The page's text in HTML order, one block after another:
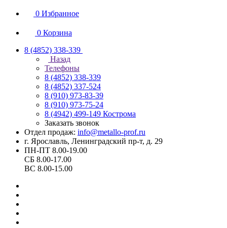
0 Избранное
0 Корзина
8 (4852) 338-339
Назад
Телефоны
8 (4852) 338-339
8 (4852) 337-524
8 (910) 973-83-39
8 (910) 973-75-24
8 (4942) 499-149 Кострома
Заказать звонок
Отдел продаж: info@metallo-prof.ru
г. Ярославль, Ленинградский пр-т, д. 29
ПН-ПТ 8.00-19.00
СБ 8.00-17.00
ВС 8.00-15.00